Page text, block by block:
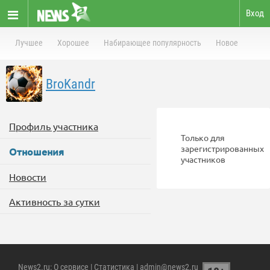
Вход
Лучшее Хорошее Набирающее популярность Новое
BroKandr
Профиль участника
Отношения
Новости
Активность за сутки
Только для
зарегистрированных
участников
News2.ru: О сервисе | Статистика | admin@news2.ru